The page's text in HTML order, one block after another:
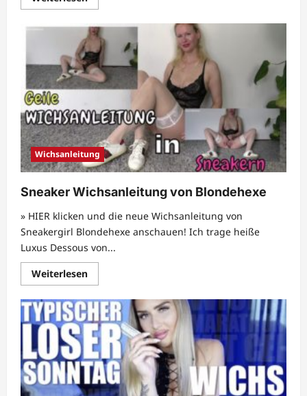
Informationen
Maja
Bach
Masturbieren
wir
gemeinsam!
SPRITZ
AB!!
Wichsanleitung
Sneaker Wichsanleitung von Blondehexe
» HIER klicken und die neue Wichsanleitung von
Sneakergirl Blondehexe anschauen! Ich trage heiße
Luxus Dessous von...
WeiterlesenMehr
Informationen
Sneaker
Wichsanleitung
von
Blondehexe